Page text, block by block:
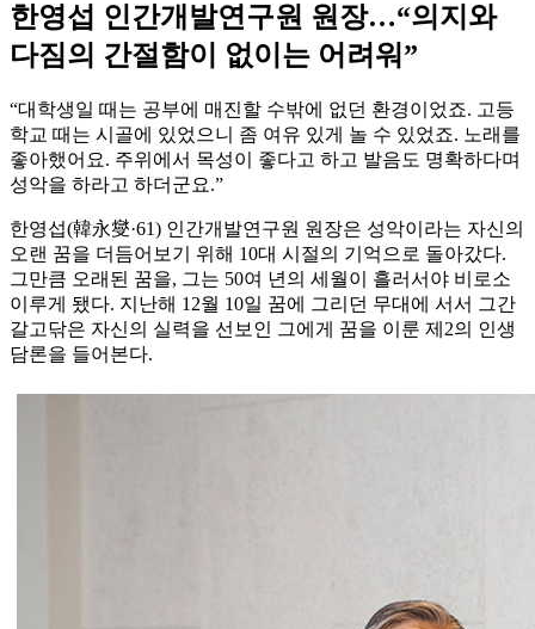
한영섭 인간개발연구원 원장…“의지와
다짐의 간절함이 없이는 어려워”
“대학생일 때는 공부에 매진할 수밖에 없던 환경이었죠. 고등
학교 때는 시골에 있었으니 좀 여유 있게 놀 수 있었죠. 노래를
좋아했어요. 주위에서 목성이 좋다고 하고 발음도 명확하다며
성악을 하라고 하더군요.”
한영섭(韓永燮·61) 인간개발연구원 원장은 성악이라는 자신의
오랜 꿈을 더듬어보기 위해 10대 시절의 기억으로 돌아갔다.
그만큼 오래된 꿈을, 그는 50여 년의 세월이 흘러서야 비로소
이루게 됐다. 지난해 12월 10일 꿈에 그리던 무대에 서서 그간
갈고닦은 자신의 실력을 선보인 그에게 꿈을 이룬 제2의 인생
담론을 들어본다.